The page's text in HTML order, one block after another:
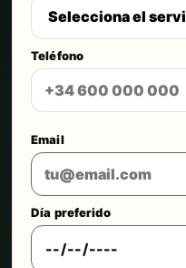
Teléfono
Email
Día preferido